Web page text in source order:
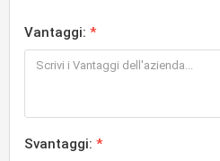
Vantaggi:
Svantaggi: